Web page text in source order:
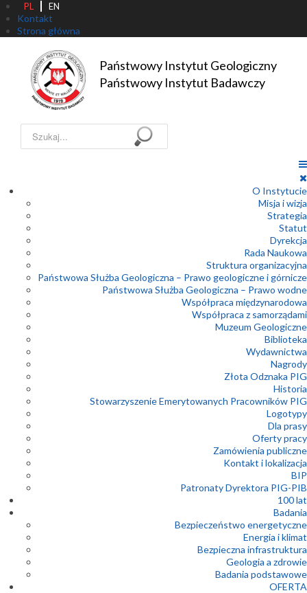
PL EN
Kontakt
Strona główna
Państwowy Instytut Geologiczny
Państwowy Instytut Badawczy
Szukaj...
O Instytucie
Misja i wizja
Strategia
Statut
Dyrekcja
Rada Naukowa
Struktura organizacyjna
Państwowa Służba Geologiczna – Prawo geologiczne i górnicze
Państwowa Służba Geologiczna – Prawo wodne
Współpraca międzynarodowa
Współpraca z samorządami
Muzeum Geologiczne
Biblioteka
Wydawnictwa
Nagrody
Złota Odznaka PIG
Historia
Stowarzyszenie Emerytowanych Pracowników PIG
Logotypy
Dla prasy
Oferty pracy
Zamówienia publiczne
Kontakt i lokalizacja
BIP
Patronaty Dyrektora PIG-PIB
100 lat
Badania
Bezpieczeństwo energetyczne
Energia i klimat
Bezpieczna infrastruktura
Geologia a zdrowie
Badania podstawowe
OFERTA